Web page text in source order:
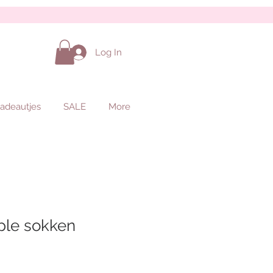
Log In
SALE More
sokken